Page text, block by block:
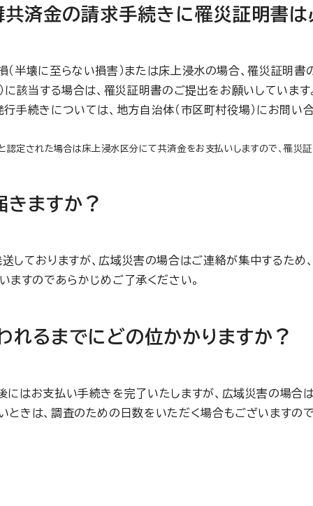
済金の請求手続きに罹災証明書
半壊に至らない損害）または床上浸水の場合、罹災証明書
に該当する場合は、罹災証明書のご提出をお願いしています
手続きについては、地方自治体（市区町村役場）にお問い
認定された場合は床上浸水区分にて共済金をお支払いしますので、罹災
きますか？
しておりますが、広域災害の場合はご連絡が集中するため
ますのであらかじめご了承ください。
れるまでにどの位かかりますか？
はお支払い手続きを完了いたしますが、広域災害の場合
きは、調査のための日数をいただく場合もございますの